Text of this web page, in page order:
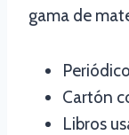
gama de
Cartón
Libros